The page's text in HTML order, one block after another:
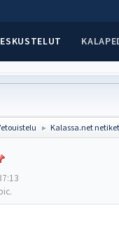
► Kalassa.net